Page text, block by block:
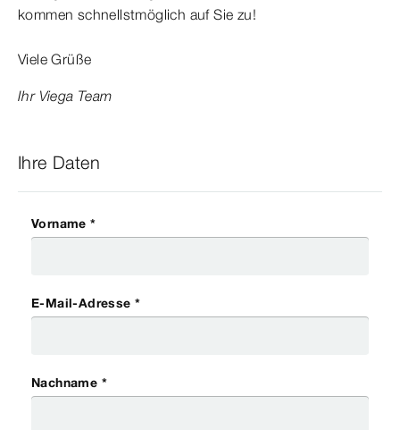
kommen schnellstmöglich auf Sie zu!
Viele Grüße
Ihr Viega Team
Ihre Daten
Vorname *
E-Mail-Adresse *
Nachname *